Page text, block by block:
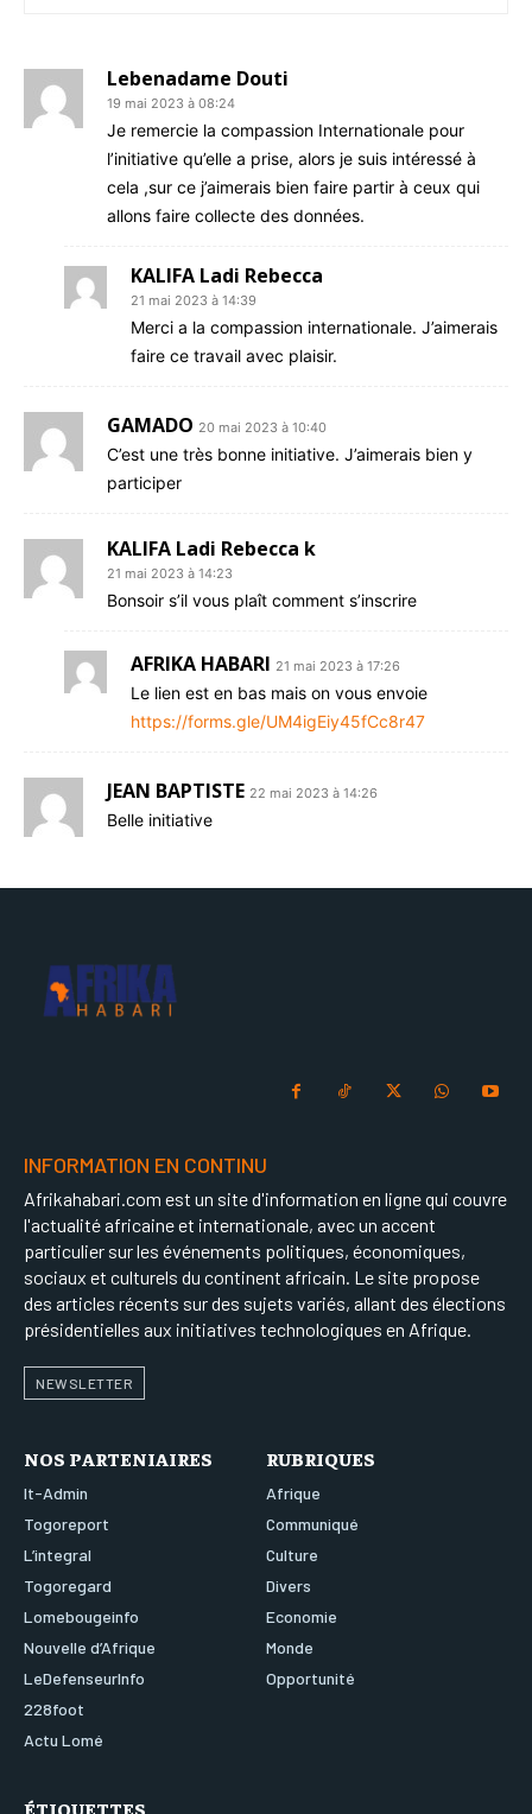
Lebenadame Douti
19 mai 2023 à 08:24
Je remercie la compassion Internationale pour
l’initiative qu’elle a prise, alors je suis intéressé à
cela ,sur ce j’aimerais bien faire partir à ceux qui
allons faire collecte des données.
KALIFA Ladi Rebecca
21 mai 2023 à 14:39
Merci a la compassion internationale. J’aimerais
faire ce travail avec plaisir.
GAMADO 20 mai 2023 à 10:40
C’est une très bonne initiative. J’aimerais bien y
participer
KALIFA Ladi Rebecca k
21 mai 2023 à 14:23
Bonsoir s’il vous plaît comment s’inscrire
AFRIKA HABARI 21 mai 2023 à 17:26
Le lien est en bas mais on vous envoie
https://forms.gle/UM4igEiy45fCc8r47
JEAN BAPTISTE 22 mai 2023 à 14:26
Belle initiative
INFORMATION EN CONTINU
Afrikahabari.com est un site d'information en ligne qui couvre
l'actualité africaine et internationale, avec un accent
particulier sur les événements politiques, économiques,
sociaux et culturels du continent africain. Le site propose
des articles récents sur des sujets variés, allant des élections
présidentielles aux initiatives technologiques en Afrique.
NEWSLETTER
NOS PARTENIAIRES
It-Admin
Togoreport
L’integral
Togoregard
Lomebougeinfo
Nouvelle d’Afrique
LeDefenseurInfo
228foot
Actu Lomé
RUBRIQUES
Afrique
Communiqué
Culture
Divers
Economie
Monde
Opportunité
ÉTIQUETTES